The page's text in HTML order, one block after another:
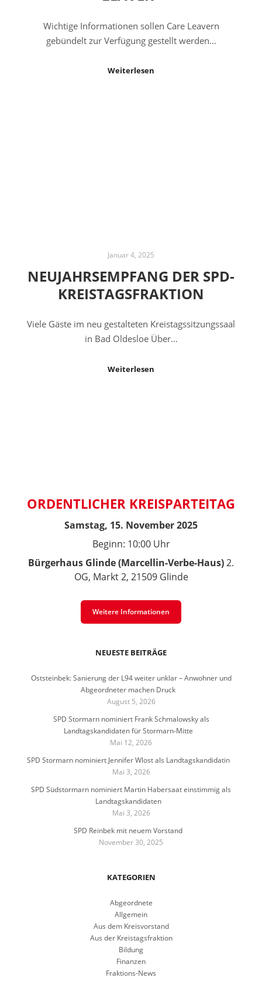
Wichtige Informationen sollen Care Leavern
gebündelt zur Verfügung gestellt werden…
Weiterlesen
Januar 4, 2025
NEUJAHRSEMPFANG DER SPD-
KREISTAGSFRAKTION
Viele Gäste im neu gestalteten Kreistagssitzungssaal
in Bad Oldesloe Über…
Weiterlesen
ORDENTLICHER KREISPARTEITAG
Samstag, 15. November 2025
Beginn: 10:00 Uhr
Bürgerhaus Glinde (Marcellin-Verbe-Haus)2.
OG, Markt 2, 21509 Glinde
Weitere Informationen
NEUESTE BEITRÄGE
Oststeinbek: Sanierung der L94 weiter unklar – Anwohner und
Abgeordneter machen Druck
August 5, 2026
SPD Stormarn nominiert Frank Schmalowsky als
Landtagskandidaten für Stormarn-Mitte
Mai 12, 2026
SPD Stormarn nominiert Jennifer Wlost als Landtagskandidatin
Mai 3, 2026
SPD Südstormarn nominiert Martin Habersaat einstimmig als
Landtagskandidaten
Mai 3, 2026
SPD Reinbek mit neuem Vorstand
November 30, 2025
KATEGORIEN
Abgeordnete
Allgemein
Aus dem Kreisvorstand
Aus der Kreistagsfraktion
Bildung
Finanzen
Fraktions-News